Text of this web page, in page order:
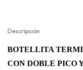
Descripción
BOTELLITA
CON DOBLE PICO